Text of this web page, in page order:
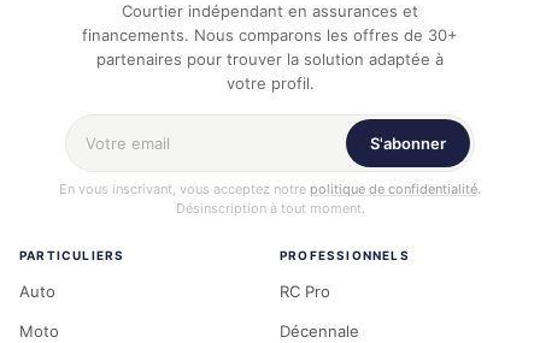
Courtier indépendant en assurances et
financements. Nous comparons les offres de 30+
partenaires pour trouver la solution adaptée à
votre profil.
Votre adresse email
S'abonner
En vous inscrivant, vous acceptez notre politique de confidentialité.
Désinscription à tout moment.
PARTICULIERS
Auto
Moto
PROFESSIONNELS
RC Pro
Décennale